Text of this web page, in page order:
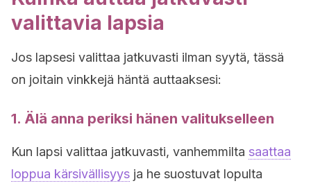
valittavia lapsia
Jos lapsesi valittaa jatkuvasti ilman syytä, tässä
on joitain vinkkejä häntä auttaaksesi:
1. Älä anna periksi hänen valitukselleen
Kun lapsi valittaa jatkuvasti, vanhemmilta saattaa
loppua kärsivällisyys ja he suostuvat lopulta